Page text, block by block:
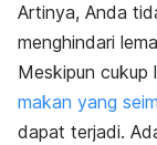
Artinya, Anda
menghindari
Meskipun cukup
makan yang
dapat terjadi.